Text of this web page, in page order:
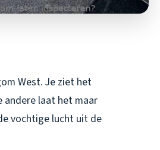
West. Je ziet het
andere laat het maar
vochtige lucht uit de